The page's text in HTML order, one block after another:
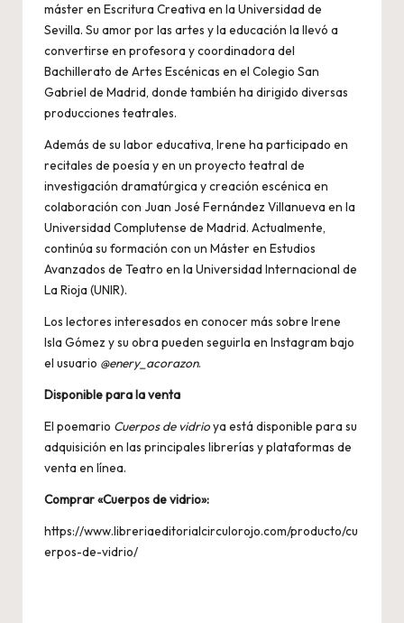
máster en Escritura Creativa en la Universidad de
Sevilla. Su amor por las artes y la educación la llevó a
convertirse en profesora y coordinadora del
Bachillerato de Artes Escénicas en el Colegio San
Gabriel de Madrid, donde también ha dirigido diversas
producciones teatrales.
Además de su labor educativa, Irene ha participado en
recitales de poesía y en un proyecto teatral de
investigación dramatúrgica y creación escénica en
colaboración con Juan José Fernández Villanueva en la
Universidad Complutense de Madrid. Actualmente,
continúa su formación con un Máster en Estudios
Avanzados de Teatro en la Universidad Internacional de
La Rioja (UNIR).
Los lectores interesados en conocer más sobre Irene
Isla Gómez y su obra pueden seguirla en Instagram bajo
el usuario @enery_acorazon.
Disponible para la venta
El poemario Cuerpos de vidrioya está disponible para su
adquisición en las principales librerías y plataformas de
venta en línea.
Comprar «Cuerpos de vidrio»:
https://www.libreriaeditorialcirculorojo.com/producto/cu
erpos-de-vidrio/